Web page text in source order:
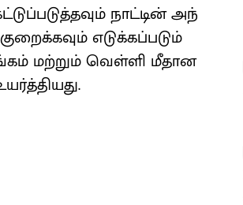
நாட்​டின் அந்​
எடுக்​கப்​படும்
மற்​றும் வெள்ளி மீதான